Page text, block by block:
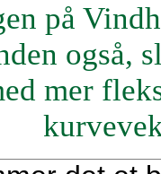
på
også,
mer